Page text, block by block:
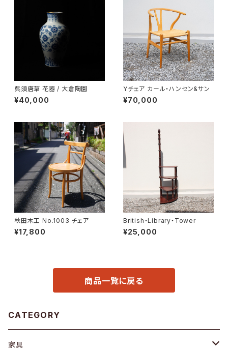
呉須唐草 花器 / 大倉陶園
¥40,000
Yチェア カール・ハンセン&サン
¥70,000
秋田木工 No.1003 チェア
¥17,800
British・Library・Tower
¥25,000
商品一覧に戻る
CATEGORY
家具